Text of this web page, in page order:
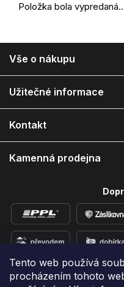
Tento web používá
procházením tohoto
Položka bola
p
Vše o nákupu
Užitečné informace
Kontakt
Kamenná prodejna
Přidejte